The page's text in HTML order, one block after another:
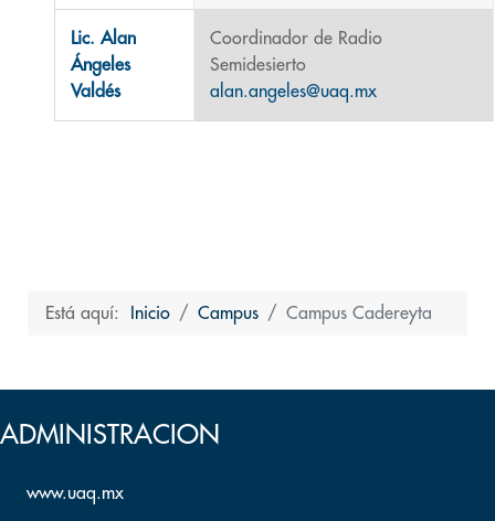
Lic. Alan
Ángeles
Valdés
Coordinador de Radio
Semidesierto
alan.angeles@uaq.mx
Está aquí: Inicio Campus Campus Cadereyta
ADMINISTRACION
www.uaq.mx